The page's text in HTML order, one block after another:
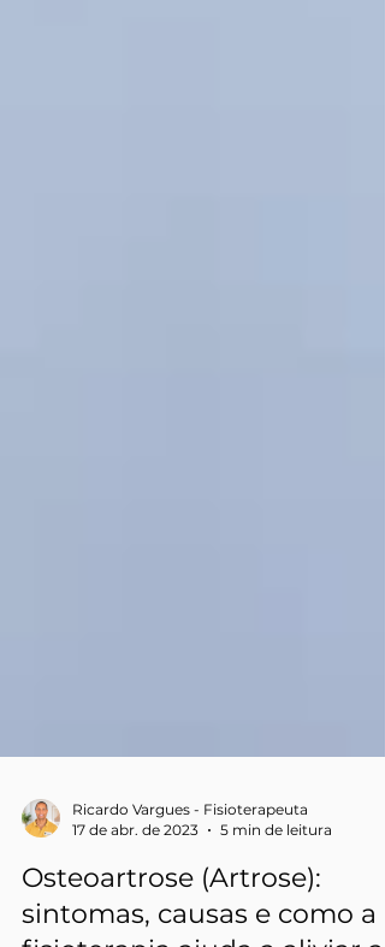
Ricardo Vargues - Fisioterapeuta
17 de abr. de 2023
5 min de leitura